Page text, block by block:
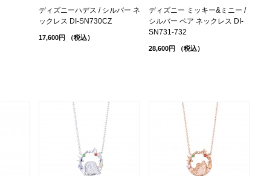
ディズニーハデス / シルバー ネ
ックレス DI-SN730CZ
17,600円 （税込）
ディズニー ミッキー&ミニー /
シルバー ペア ネックレス DI-
SN731-732
28,600円 （税込）